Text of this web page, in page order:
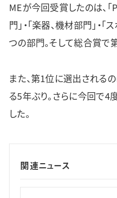
MEが今回受賞したのは、「
門」・「楽器、機材部門」・
つの部門。そして総合賞で
また、第1位に選出される
る5年ぶり。さらに今回で4
した。
関連ニュース